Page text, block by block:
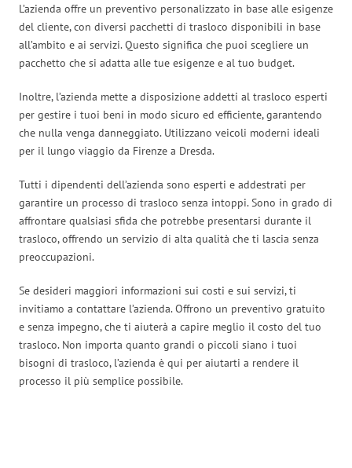
L’azienda offre un preventivo personalizzato in base alle esigenze
del cliente, con diversi pacchetti di trasloco disponibili in base
all’ambito e ai servizi. Questo significa che puoi scegliere un
pacchetto che si adatta alle tue esigenze e al tuo budget.
Inoltre, l’azienda mette a disposizione addetti al trasloco esperti
per gestire i tuoi beni in modo sicuro ed efficiente, garantendo
che nulla venga danneggiato. Utilizzano veicoli moderni ideali
per il lungo viaggio da Firenze a Dresda.
Tutti i dipendenti dell’azienda sono esperti e addestrati per
garantire un processo di trasloco senza intoppi. Sono in grado di
affrontare qualsiasi sfida che potrebbe presentarsi durante il
trasloco, offrendo un servizio di alta qualità che ti lascia senza
preoccupazioni.
Se desideri maggiori informazioni sui costi e sui servizi, ti
invitiamo a contattare l’azienda. Offrono un preventivo gratuito
e senza impegno, che ti aiuterà a capire meglio il costo del tuo
trasloco. Non importa quanto grandi o piccoli siano i tuoi
bisogni di trasloco, l’azienda è qui per aiutarti a rendere il
processo il più semplice possibile.